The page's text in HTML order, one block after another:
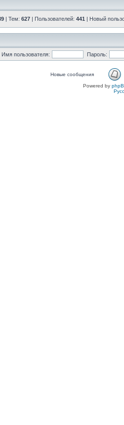
| Тем: 627 | Пользователей: 441 | Новый
Имя пользователя: Пароль:
Новые сообщения
Powered by